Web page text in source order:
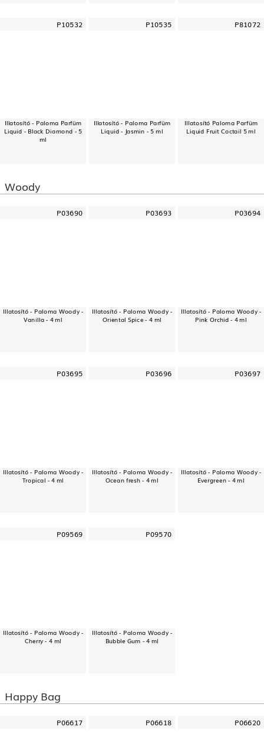
P10532
Illatosító - Paloma Parfüm
Liquid - Black Diamond - 5
ml
P10535
Illatosító - Paloma Parfüm
Liquid - Jasmin - 5 ml
P81072
Illatosító Paloma Parfüm
Liquid Fruit Coctail 5 ml
Woody
P03690
Illatosító - Paloma Woody -
Vanilla - 4 ml
P03693
Illatosító - Paloma Woody -
Oriental Spice - 4 ml
P03694
Illatosító - Paloma Woody -
Pink Orchid - 4 ml
P03695
Illatosító - Paloma Woody -
Tropical - 4 ml
P03696
Illatosító - Paloma Woody -
Ocean fresh - 4 ml
P03697
Illatosító - Paloma Woody -
Evergreen - 4 ml
P09569
Illatosító - Paloma Woody -
Cherry - 4 ml
P09570
Illatosító - Paloma Woody -
Bubble Gum - 4 ml
Happy Bag
P06617 P06618 P06620